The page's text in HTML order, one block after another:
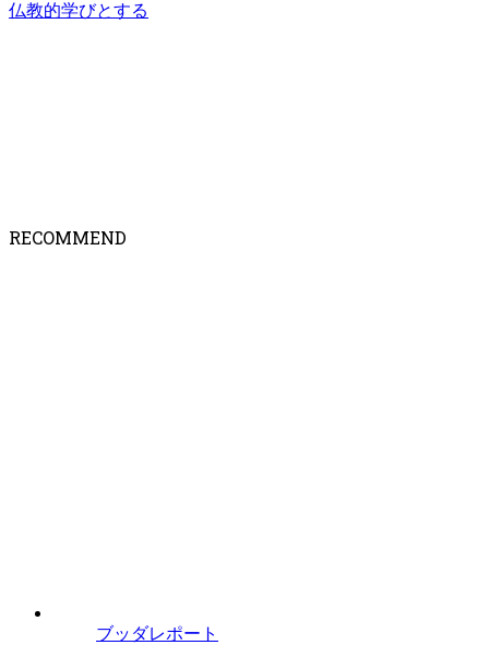
仏教的学びとする
RECOMMEND
ブッダレポート